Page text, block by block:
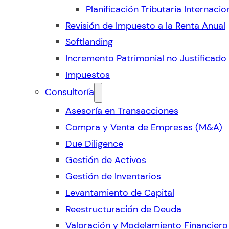
Planificación Tributaria
Revisión de Impuesto a la Renta Anual
Softlanding
Incremento Patrimonial no Justificado
Impuestos
Consultoría
Asesoría en Transacciones
Compra y Venta de Empresas (M&A)
Due Diligence
Gestión de Activos
Gestión de Inventarios
Levantamiento de Capital
Reestructuración de Deuda
Valoración y Modelamiento Financiero